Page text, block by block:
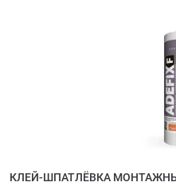
КЛЕЙ-ШПАТЛЁВКА